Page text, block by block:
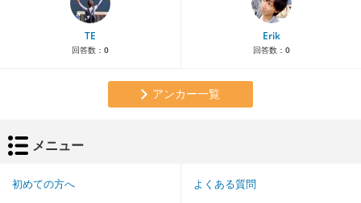
TE
回答数： 0
Erik
回答数： 0
アンカー一覧
メニュー
初めての方へ よくある質問